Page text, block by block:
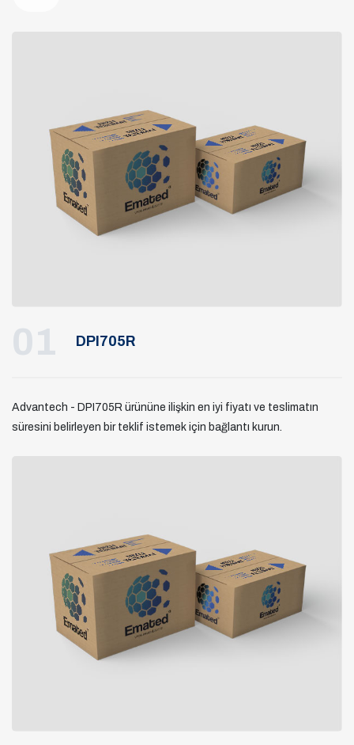
01 DPI705R
Advantech - DPI705R ürününe ilişkin en iyi fiyatı ve teslimatın
süresini belirleyen bir teklif istemek için bağlantı kurun.